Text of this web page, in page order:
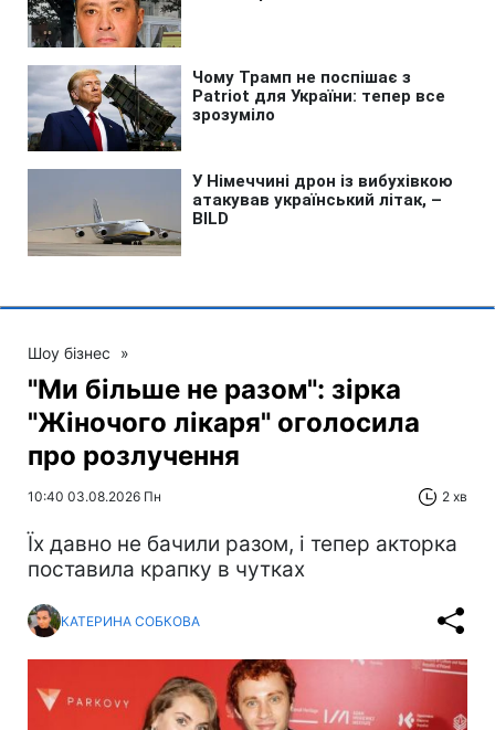
Шоу бізнес »
"Ми більше не разом": зірка
"Жіночого лікаря" оголосила
про розлучення
10:40 03.08.2026 Пн 2 хв
Їх давно не бачили разом, і тепер акторка
поставила крапку в чутках
КАТЕРИНА СОБКОВА